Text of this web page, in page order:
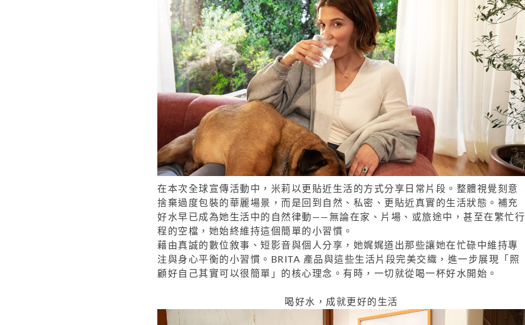
在本次全球宣傳活動中，米莉以更貼近生活的方式分享日常片段。整體視覺刻意
捨棄過度包裝的華麗場景，而是回到自然、私密、更貼近真實的生活狀態。補充
好水早已成為她生活中的自然律動——無論在家、片場、或旅途中，甚至在繁忙行
程的空檔，她始終維持這個簡單的小習慣。
藉由真誠的數位敘事、短影音與個人分享，她娓娓道出那些讓她在忙碌中維持專
注與身心平衡的小習慣。BRITA 產品與這些生活片段完美交織，進一步展現「照
顧好自己其實可以很簡單」的核心理念。有時，一切就從喝一杯好水開始。
喝好水，成就更好的生活